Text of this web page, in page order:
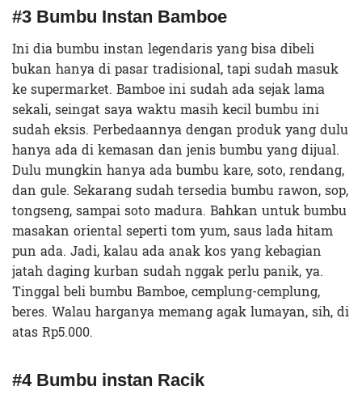
#3 Bumbu Instan Bamboe
Ini dia bumbu instan legendaris yang bisa dibeli
bukan hanya di pasar tradisional, tapi sudah masuk
ke supermarket. Bamboe ini sudah ada sejak lama
sekali, seingat saya waktu masih kecil bumbu ini
sudah eksis. Perbedaannya dengan produk yang dulu
hanya ada di kemasan dan jenis bumbu yang dijual.
Dulu mungkin hanya ada bumbu kare, soto, rendang,
dan gule. Sekarang sudah tersedia bumbu rawon, sop,
tongseng, sampai soto madura. Bahkan untuk bumbu
masakan oriental seperti tom yum, saus lada hitam
pun ada. Jadi, kalau ada anak kos yang kebagian
jatah daging kurban sudah nggak perlu panik, ya.
Tinggal beli bumbu Bamboe, cemplung-cemplung,
beres. Walau harganya memang agak lumayan, sih, di
atas Rp5.000.
#4 Bumbu instan Racik